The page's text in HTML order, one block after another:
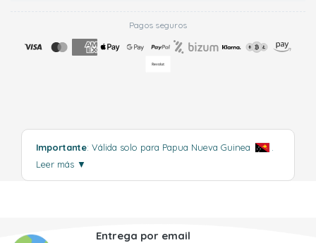
Pagos seguros
Importante: Válida solo para Papua Nueva Guinea
Leer más ▼
Entrega por email